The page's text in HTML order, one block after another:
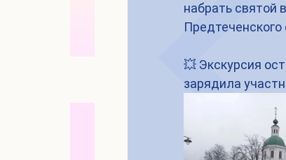
набрать святой
💥 Экскурсия
зарядила